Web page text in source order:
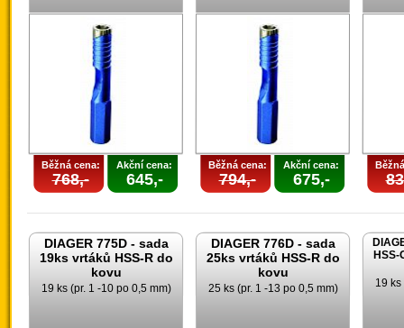
Běžná cena:
768,-
Akční cena:
645,-
Běžná cena:
794,-
Akční cena:
675,-
DIAGER 775D - sada
19ks vrtáků HSS-R do
kovu
19 ks (pr. 1 -10 po 0,5 mm)
DIAGER 776D - sada
25ks vrtáků HSS-R do
kovu
25 ks (pr. 1 -13 po 0,5 mm) 19 ks